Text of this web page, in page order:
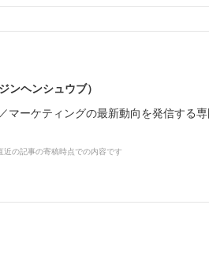
ヘンシュウブ）
マーケティングの最新動向を発信する
の記事の寄稿時点での内容です